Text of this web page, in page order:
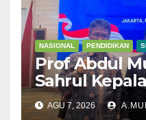
NASIONAL PENDIDIKAN
Prof Abdul
Sahrul
AGU 7, 2026